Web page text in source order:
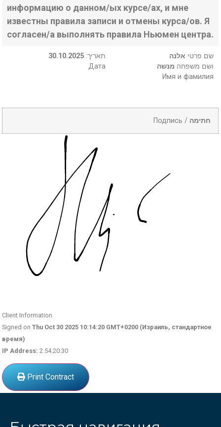
информацию о данном/ых курсе/ах, и мне
известны правила записи и отмены курса/ов. Я
согласен/а выполнять правила Ньюмен центра.
30.10.2025 :תאריך
Дата
שם פרטי אלנה
ושם משפחה מנשה
Имя и фамилия
Подпись / חתימה
Client Information
Signed onThu Oct 30 2025 10:14:20 GMT+0200 (Израиль, стандартное
время)
IP Address: 2.54.20.30
Print Contract